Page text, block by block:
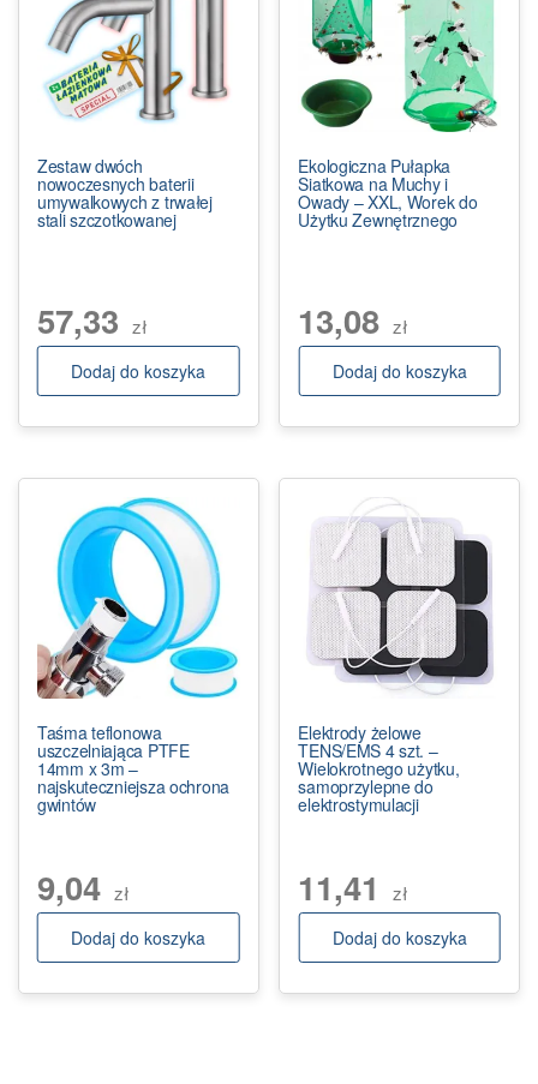
Zestaw dwóch
nowoczesnych baterii
umywalkowych z trwałej
stali szczotkowanej
57,33 zł
Dodaj do koszyka
Ekologiczna Pułapka
Siatkowa na Muchy i
Owady – XXL, Worek do
Użytku Zewnętrznego
13,08 zł
Dodaj do koszyka
Taśma teflonowa
uszczelniająca PTFE
14mm x 3m –
najskuteczniejsza ochrona
gwintów
9,04 zł
Dodaj do koszyka
Elektrody żelowe
TENS/EMS 4 szt. –
Wielokrotnego użytku,
samoprzylepne do
elektrostymulacji
11,41 zł
Dodaj do koszyka